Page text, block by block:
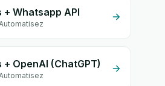
+ Whatsapp API
+ OpenAI (ChatGPT)